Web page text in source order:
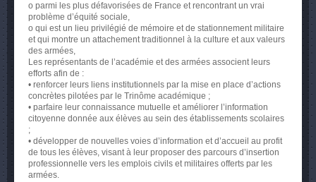
o parmi les plus défavorisées de France et rencontrant un vrai
problème d’équité sociale,
o qui est un lieu privilégié de mémoire et de stationnement militaire
et qui montre un attachement traditionnel à la culture et aux valeurs
des armées,
Les représentants de l’académie et des armées associent leurs
efforts afin de :
• renforcer leurs liens institutionnels par la mise en place d’actions
concrètes pilotées par le Trinôme académique ;
• parfaire leur connaissance mutuelle et améliorer l’information
citoyenne donnée aux élèves au sein des établissements scolaires
;
• développer de nouvelles voies d’information et d’accueil au profit
de tous les élèves, visant à leur proposer des parcours d’insertion
professionnelle vers les emplois civils et militaires offerts par les
armées.